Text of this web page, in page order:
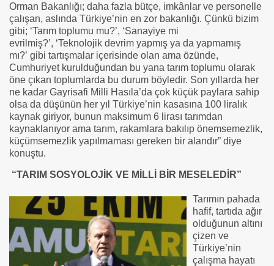
Orman Bakanlığı; daha fazla bütçe, imkânlar ve personelle
çalışan, aslında Türkiye’nin en zor bakanlığı. Çünkü bizim
gibi; ‘Tarım toplumu mu?’, ‘Sanayiye mi
evrilmiş?’, ‘Teknolojik devrim yapmış ya da yapmamış
mı?’ gibi tartışmalar içerisinde olan ama özünde,
Cumhuriyet kurulduğundan bu yana tarım toplumu olarak
öne çıkan toplumlarda bu durum böyledir. Son yıllarda her
ne kadar Gayrisafi Milli Hasıla’da çok küçük paylara sahip
olsa da düşünün her yıl Türkiye’nin kasasına 100 liralık
kaynak giriyor, bunun maksimum 6 lirası tarımdan
kaynaklanıyor ama tarım, rakamlara bakılıp önemsemezlik,
küçümsemezlik yapılmaması gereken bir alandır” diye
konuştu.
“TARIM SOSYOLOJİK VE MİLLİ BİR MESELEDİR”
Tarımın pahada
hafif, tartıda ağır
olduğunun altını
çizen ve
Türkiye’nin
çalışma hayatı